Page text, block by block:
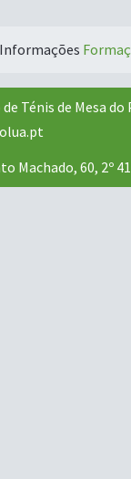
Informações
de Ténis de Mesa
Machado, 60, 2º